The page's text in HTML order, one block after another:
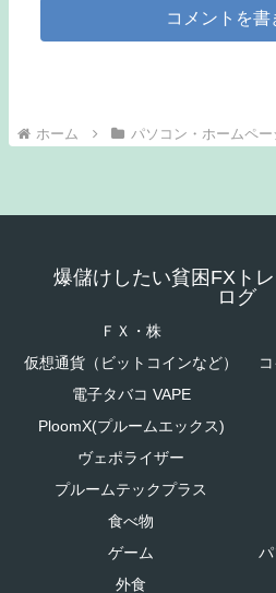
コメントを書
ホーム パソコン・ホームペー
爆儲けしたい貧困FXト
ログ
ＦＸ・株
仮想通貨（ビットコインなど）
電子タバコ VAPE
PloomX(プルームエックス)
ヴェポライザー
プルームテックプラス
食べ物
ゲーム
外食